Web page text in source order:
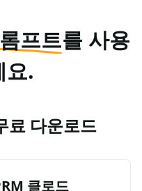
프트를 사용
요.
료 다운로드
클로드